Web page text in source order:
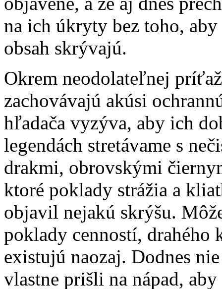
na ich úkryty bez toho,
obsah skrývajú.
Okrem neodolateľnej
zachovávajú akúsi
hľadača vyzýva, aby ich
legendách stretávame s
drakmi, obrovskými
ktoré poklady strážia a
objavil nejakú skrýšu.
poklady cenností,
existujú naozaj. Dodnes
vlastne prišli na nápad,